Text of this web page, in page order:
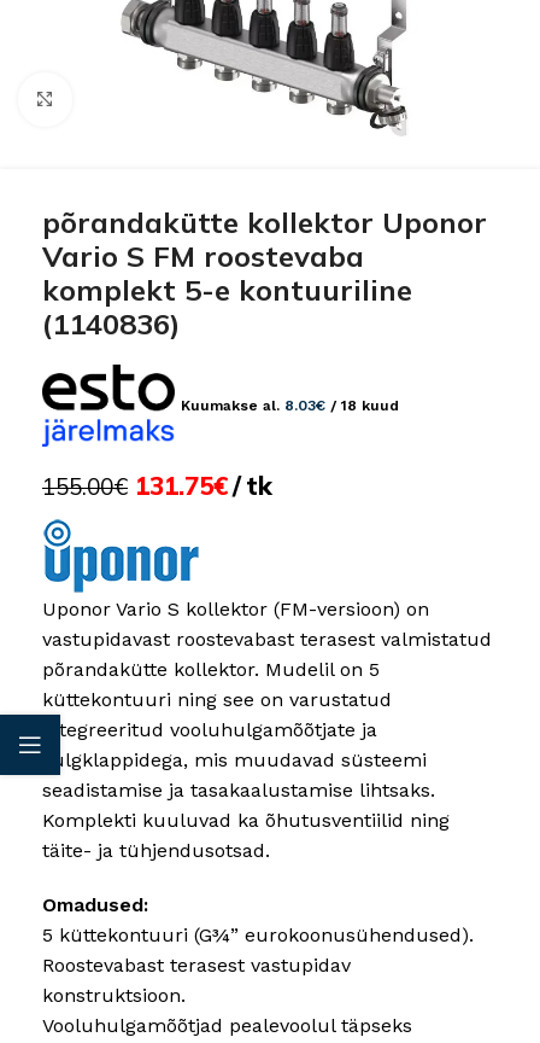
põrandakütte kollektor Uponor
Vario S FM roostevaba
komplekt 5-e kontuuriline
(1140836)
Kuumakse al. 8.03€ / 18 kuud
155.00€ 131.75€ tk
Uponor Vario S kollektor (FM-versioon) on
vastupidavast roostevabast terasest valmistatud
põrandakütte kollektor. Mudelil on 5
küttekontuuri ning see on varustatud
integreeritud vooluhulgamõõtjate ja
sulgklappidega, mis muudavad süsteemi
seadistamise ja tasakaalustamise lihtsaks.
Komplekti kuuluvad ka õhutusventiilid ning
täite- ja tühjendusotsad.
Omadused:
5 küttekontuuri (G¾” eurokoonusühendused).
Roostevabast terasest vastupidav
konstruktsioon.
Vooluhulgamõõtjad pealevoolul täpseks